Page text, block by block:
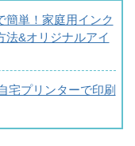
簡単！家庭用インク
法&オリジナルアイ
宅プリンターで印刷